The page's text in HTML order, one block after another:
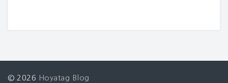
© 2026 Hoyatag Blog